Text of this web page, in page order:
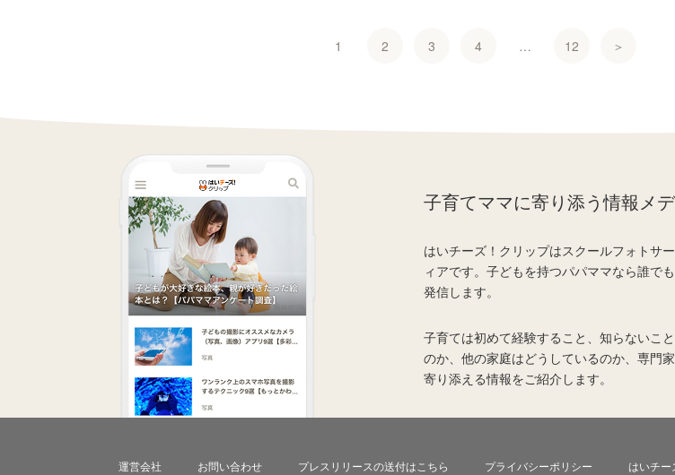
1 2 3 4 … 12 ＞
子育てママに寄り添う情報メ
はいチーズ！クリップはスクールフォトサ
ィアです。子どもを持つパパママなら誰で
発信します。
子育ては初めて経験すること、知らないこ
のか、他の家庭はどうしているのか、専門
寄り添える情報をご紹介します。
運営会社 お問い合わせ プレスリリースの送付はこちら プライバシーポリシー はいチー